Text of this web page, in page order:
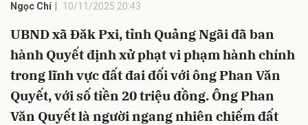
Ngọc Chí 10/11/2025 20:43
UBND xã Đăk Pxi, tỉnh Quảng Ngãi đã ban
hành Quyết định xử phạt vi phạm hành chính
trong lĩnh vực đất đai đối với ông Phan Văn
Quyết, với số tiền 20 triệu đồng. Ông Phan
Văn Quyết là người ngang nhiên chiếm đất